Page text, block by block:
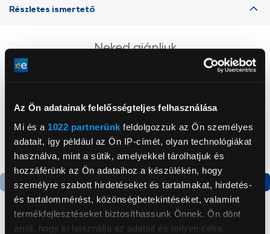
Az Ön adatainak felelősségteljes felhasználása
Mi és a 1022 partnerünk feldolgozzuk az Ön személyes
adatait, így például az Ön IP-címét, olyan technológiákat
használva, mint a sütik, amelyekkel tárolhatjuk és
hozzáférünk az Ön adataihoz a készülékén, hogy
személyre szabott hirdetéseket és tartalmakat, hirdetés-
és tartalommérést, közönségbetekintéseket, valamint
termékfejlesztéseket biztosíthassunk Önnek. Ön dönt
arról, hogy ki használja az adatait és milyen célra.
Részletes ismertető
Neked ajánljuk
Termék adatlap Termék adatlap